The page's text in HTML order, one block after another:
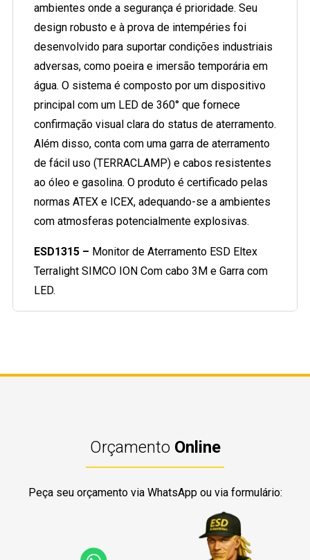
ambientes onde a segurança é prioridade. Seu
design robusto e à prova de intempéries foi
desenvolvido para suportar condições industriais
adversas, como poeira e imersão temporária em
água. O sistema é composto por um dispositivo
principal com um LED de 360° que fornece
confirmação visual clara do status de aterramento.
Além disso, conta com uma garra de aterramento
de fácil uso (TERRACLAMP) e cabos resistentes
ao óleo e gasolina. O produto é certificado pelas
normas ATEX e ICEX, adequando-se a ambientes
com atmosferas potencialmente explosivas.
ESD1315 – Monitor de Aterramento ESD Eltex
Terralight SIMCO ION Com cabo 3M e Garra com
LED.
Orçamento Online
Peça seu orçamento via WhatsApp ou via formulário: